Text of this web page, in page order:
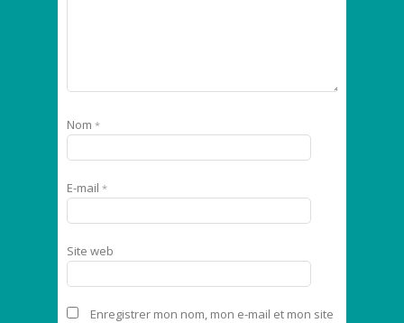
Nom *
E-mail *
Site web
Enregistrer mon nom, mon e-mail et mon site